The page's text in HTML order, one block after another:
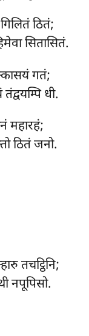
ठितं;
सितासितं.
गतं;
धी.
महारहं;
ठितं जनो.
तचट्ठिनि;
नपूपिसो.